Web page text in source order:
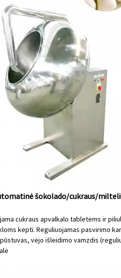
šokolado/cukraus/
cukraus apvalkalo tabletėms ir
kepti. Reguliuojamas pasvirimo
vėjo išleidimo vamzdis